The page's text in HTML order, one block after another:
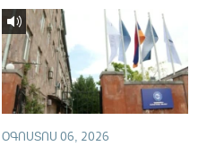
ՕԳՈՍՏՈՍ 06, 2026